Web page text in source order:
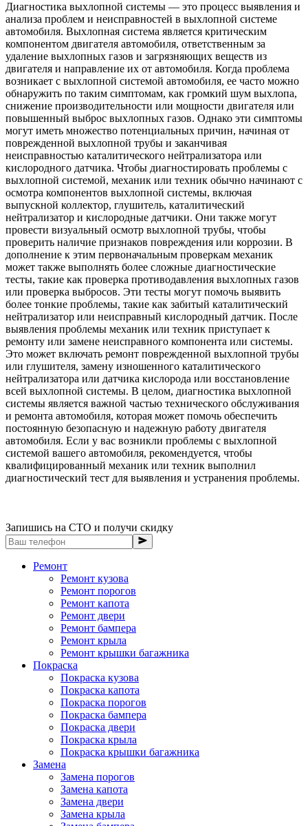
Диагностика выхлопной системы — это процесс выявления и
анализа проблем и неисправностей в выхлопной системе
автомобиля. Выхлопная система является критическим
компонентом двигателя автомобиля, ответственным за
удаление выхлопных газов и загрязняющих веществ из
двигателя и направление их от автомобиля. Когда проблема
возникает с выхлопной системой автомобиля, ее часто можно
обнаружить по таким симптомам, как громкий шум выхлопа,
снижение производительности или мощности двигателя или
повышенный выброс выхлопных газов. Однако эти симптомы
могут иметь множество потенциальных причин, начиная от
поврежденной выхлопной трубы и заканчивая
неисправностью каталитического нейтрализатора или
кислородного датчика. Чтобы диагностировать проблемы с
выхлопной системой, механик или техник обычно начинают с
осмотра компонентов выхлопной системы, включая
выпускной коллектор, глушитель, каталитический
нейтрализатор и кислородные датчики. Они также могут
провести визуальный осмотр выхлопной трубы, чтобы
проверить наличие признаков повреждения или коррозии. В
дополнение к этим первоначальным проверкам механик
может также выполнять более сложные диагностические
тесты, такие как проверка противодавления выхлопных газов
или проверка выбросов. Эти тесты могут помочь выявить
более тонкие проблемы, такие как забитый каталитический
нейтрализатор или неисправный кислородный датчик. После
выявления проблемы механик или техник приступает к
ремонту или замене неисправного компонента или системы.
Это может включать ремонт поврежденной выхлопной трубы
или глушителя, замену изношенного каталитического
нейтрализатора или датчика кислорода или восстановление
всей выхлопной системы. В целом, диагностика выхлопной
системы является важной частью технического обслуживания
и ремонта автомобиля, которая может помочь обеспечить
постоянную безопасную и надежную работу двигателя
автомобиля. Если у вас возникли проблемы с выхлопной
системой вашего автомобиля, рекомендуется, чтобы
квалифицированный механик или техник выполнил
диагностический тест для выявления и устранения проблемы.
Запишись на СТО и получи скидку
Ремонт
Ремонт кузова
Ремонт порогов
Ремонт капота
Ремонт двери
Ремонт бампера
Ремонт крыла
Ремонт крышки багажника
Покраска
Покраска кузова
Покраска капота
Покраска порогов
Покраска бампера
Покраска двери
Покраска крыла
Покраска крышки багажника
Замена
Замена порогов
Замена капота
Замена двери
Замена крыла